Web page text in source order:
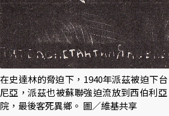
在史達林的脅迫下，1940年派茲被迫下
尼亞，派茲也被蘇聯強迫流放到西伯利
院，最後客死異鄉。 圖／維基共享